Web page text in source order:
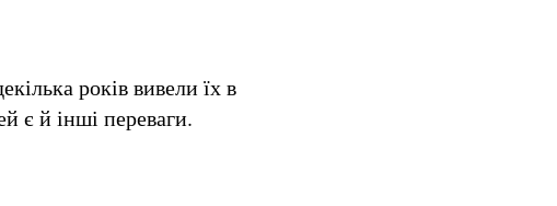
років вивели їх в
є й інші переваги.